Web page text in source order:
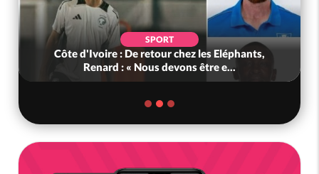
SPORT
Côte d'Ivoire : De retour chez les Eléphants,
Renard : « Nous devons être e...